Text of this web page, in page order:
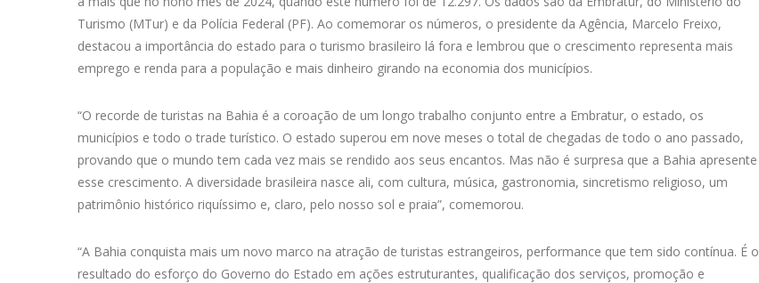
Turismo (MTur) e da Polícia Federal (PF). Ao comemorar os números, o presidente da Agência, Marcelo Freixo,
destacou a importância do estado para o turismo brasileiro lá fora e lembrou que o crescimento representa mais
emprego e renda para a população e mais dinheiro girando na economia dos municípios.
“O recorde de turistas na Bahia é a coroação de um longo trabalho conjunto entre a Embratur, o estado, os
municípios e todo o trade turístico. O estado superou em nove meses o total de chegadas de todo o ano passado,
provando que o mundo tem cada vez mais se rendido aos seus encantos. Mas não é surpresa que a Bahia apresente
esse crescimento. A diversidade brasileira nasce ali, com cultura, música, gastronomia, sincretismo religioso, um
patrimônio histórico riquíssimo e, claro, pelo nosso sol e praia”, comemorou.
“A Bahia conquista mais um novo marco na atração de turistas estrangeiros, performance que tem sido contínua. É o
resultado do esforço do Governo do Estado em ações estruturantes, qualificação dos serviços, promoção e